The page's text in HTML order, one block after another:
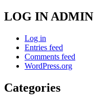
LOG IN ADMIN
Log in
Entries feed
Comments feed
WordPress.org
Categories